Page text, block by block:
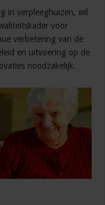
in verpleeghuizen, wil
voor
verbetering van de
en uitvoering op de
noodzakelijk.